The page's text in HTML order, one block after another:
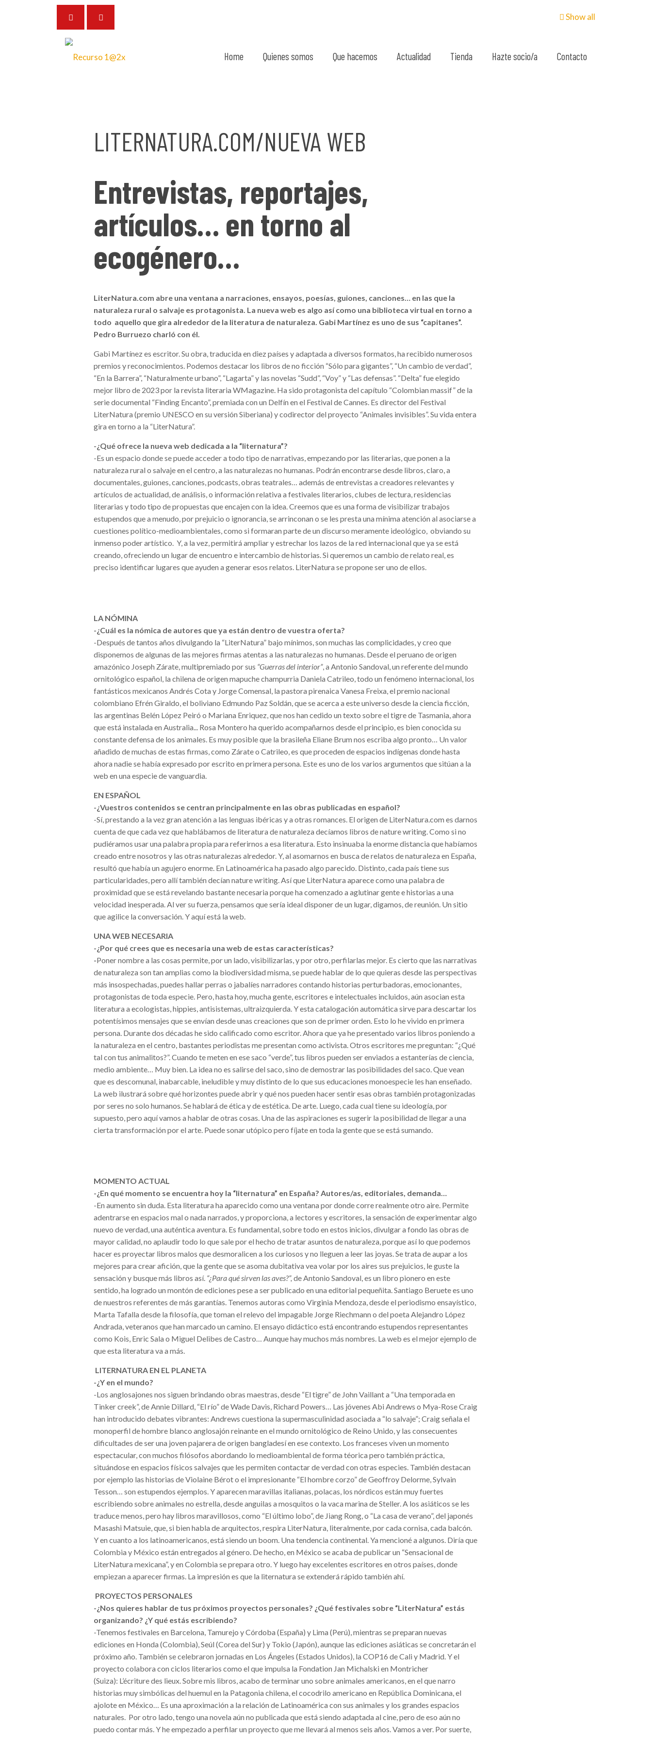
Home Quienes somos Que hacemos Actualidad Tienda Hazte socio/a Contacto
Show all
18 de junio de 2025
LITERNATURA.COM/NUEVA WEB
Entrevistas, reportajes,
artículos… en torno al
ecogénero…
LiterNatura.com abre una ventana a narraciones, ensayos, poesías, guiones, canciones… en las que la
naturaleza rural o salvaje es protagonista. La nueva web es algo así como una biblioteca virtual en torno a
todo aquello que gira alrededor de la literatura de naturaleza. Gabi Martínez es uno de sus “capitanes”.
Pedro Burruezo charló con él.
Gabi Martínez es escritor. Su obra, traducida en diez países y adaptada a diversos formatos, ha recibido numerosos
premios y reconocimientos. Podemos destacar los libros de no ficción “Sólo para gigantes”, “Un cambio de verdad”,
“En la Barrera”, “Naturalmente urbano”, “Lagarta” y las novelas “Sudd”, “Voy” y “Las defensas”. “Delta” fue elegido
mejor libro de 2023 por la revista literaria WMagazine. Ha sido protagonista del capítulo “Colombian massif” de la
serie documental “Finding Encanto”, premiada con un Delfín en el Festival de Cannes. Es director del Festival
LiterNatura (premio UNESCO en su versión Siberiana) y codirector del proyecto “Animales invisibles”. Su vida entera
gira en torno a la “LiterNatura”.
-¿Qué ofrece la nueva web dedicada a la “liternatura”?
-Es un espacio donde se puede acceder a todo tipo de narrativas, empezando por las literarias, que ponen a la
naturaleza rural o salvaje en el centro, a las naturalezas no humanas. Podrán encontrarse desde libros, claro, a
documentales, guiones, canciones, podcasts, obras teatrales… además de entrevistas a creadores relevantes y
artículos de actualidad, de análisis, o información relativa a festivales literarios, clubes de lectura, residencias
literarias y todo tipo de propuestas que encajen con la idea. Creemos que es una forma de visibilizar trabajos
estupendos que a menudo, por prejuicio o ignorancia, se arrinconan o se les presta una mínima atención al asociarse a
cuestiones político-medioambientales, como si formaran parte de un discurso meramente ideológico, obviando su
inmenso poder artístico. Y, a la vez, permitirá ampliar y estrechar los lazos de la red internacional que ya se está
creando, ofreciendo un lugar de encuentro e intercambio de historias. Si queremos un cambio de relato real, es
preciso identificar lugares que ayuden a generar esos relatos. LiterNatura se propone ser uno de ellos.
LA NÓMINA
-¿Cuál es la nómica de autores que ya están dentro de vuestra oferta?
-Después de tantos años divulgando la “LiterNatura” bajo mínimos, son muchas las complicidades, y creo que
disponemos de algunas de las mejores firmas atentas a las naturalezas no humanas. Desde el peruano de origen
amazónico Joseph Zárate, multipremiado por sus “Guerras del interior”, a Antonio Sandoval, un referente del mundo
ornitológico español, la chilena de origen mapuche champurria Daniela Catrileo, todo un fenómeno internacional, los
fantásticos mexicanos Andrés Cota y Jorge Comensal, la pastora pirenaica Vanesa Freixa, el premio nacional
colombiano Efrén Giraldo, el boliviano Edmundo Paz Soldán, que se acerca a este universo desde la ciencia ficción,
las argentinas Belén López Peiró o Mariana Enriquez, que nos han cedido un texto sobre el tigre de Tasmania, ahora
que está instalada en Australia... Rosa Montero ha querido acompañarnos desde el principio, es bien conocida su
constante defensa de los animales. Es muy posible que la brasileña Eliane Brum nos escriba algo pronto… Un valor
añadido de muchas de estas firmas, como Zárate o Catrileo, es que proceden de espacios indígenas donde hasta
ahora nadie se había expresado por escrito en primera persona. Este es uno de los varios argumentos que sitúan a la
web en una especie de vanguardia.
EN ESPAÑOL
-¿Vuestros contenidos se centran principalmente en las obras publicadas en español?
-Sí, prestando a la vez gran atención a las lenguas ibéricas y a otras romances. El origen de LiterNatura.com es darnos
cuenta de que cada vez que hablábamos de literatura de naturaleza decíamos libros de nature writing. Como si no
pudiéramos usar una palabra propia para referirnos a esa literatura. Esto insinuaba la enorme distancia que habíamos
creado entre nosotros y las otras naturalezas alrededor. Y, al asomarnos en busca de relatos de naturaleza en España,
resultó que había un agujero enorme. En Latinoamérica ha pasado algo parecido. Distinto, cada país tiene sus
particularidades, pero allí también decían nature writing. Así que LiterNatura aparece como una palabra de
proximidad que se está revelando bastante necesaria porque ha comenzado a aglutinar gente e historias a una
velocidad inesperada. Al ver su fuerza, pensamos que sería ideal disponer de un lugar, digamos, de reunión. Un sitio
que agilice la conversación. Y aquí está la web.
UNA WEB NECESARIA
-¿Por qué crees que es necesaria una web de estas características?
-Poner nombre a las cosas permite, por un lado, visibilizarlas, y por otro, perfilarlas mejor. Es cierto que las narrativas
de naturaleza son tan amplias como la biodiversidad misma, se puede hablar de lo que quieras desde las perspectivas
más insospechadas, puedes hallar perras o jabalíes narradores contando historias perturbadoras, emocionantes,
protagonistas de toda especie. Pero, hasta hoy, mucha gente, escritores e intelectuales incluidos, aún asocian esta
literatura a ecologistas, hippies, antisistemas, ultraizquierda. Y esta catalogación automática sirve para descartar los
potentísimos mensajes que se envían desde unas creaciones que son de primer orden. Esto lo he vivido en primera
persona. Durante dos décadas he sido calificado como escritor. Ahora que ya he presentado varios libros poniendo a
la naturaleza en el centro, bastantes periodistas me presentan como activista. Otros escritores me preguntan: “¿Qué
tal con tus animalitos?”. Cuando te meten en ese saco “verde”, tus libros pueden ser enviados a estanterías de ciencia,
medio ambiente… Muy bien. La idea no es salirse del saco, sino de demostrar las posibilidades del saco. Que vean
que es descomunal, inabarcable, ineludible y muy distinto de lo que sus educaciones monoespecie les han enseñado.
La web ilustrará sobre qué horizontes puede abrir y qué nos pueden hacer sentir esas obras también protagonizadas
por seres no solo humanos. Se hablará de ética y de estética. De arte. Luego, cada cual tiene su ideología, por
supuesto, pero aquí vamos a hablar de otras cosas. Una de las aspiraciones es sugerir la posibilidad de llegar a una
cierta transformación por el arte. Puede sonar utópico pero fíjate en toda la gente que se está sumando.
MOMENTO ACTUAL
-¿En qué momento se encuentra hoy la “liternatura” en España? Autores/as, editoriales, demanda…
-En aumento sin duda. Esta literatura ha aparecido como una ventana por donde corre realmente otro aire. Permite
adentrarse en espacios mal o nada narrados, y proporciona, a lectores y escritores, la sensación de experimentar algo
nuevo de verdad, una auténtica aventura. Es fundamental, sobre todo en estos inicios, divulgar a fondo las obras de
mayor calidad, no aplaudir todo lo que sale por el hecho de tratar asuntos de naturaleza, porque así lo que podemos
hacer es proyectar libros malos que desmoralicen a los curiosos y no lleguen a leer las joyas. Se trata de aupar a los
mejores para crear afición, que la gente que se asoma dubitativa vea volar por los aires sus prejuicios, le guste la
sensación y busque más libros así. “¿Para qué sirven las aves?”, de Antonio Sandoval, es un libro pionero en este
sentido, ha logrado un montón de ediciones pese a ser publicado en una editorial pequeñita. Santiago Beruete es uno
de nuestros referentes de más garantías. Tenemos autoras como Virginia Mendoza, desde el periodismo ensayístico,
Marta Tafalla desde la filosofía, que toman el relevo del impagable Jorge Riechmann o del poeta Alejandro López
Andrada, veteranos que han marcado un camino. El ensayo didáctico está encontrando estupendos representantes
como Kois, Enric Sala o Miguel Delibes de Castro… Aunque hay muchos más nombres. La web es el mejor ejemplo de
que esta literatura va a más.
LITERNATURA EN EL PLANETA
-¿Y en el mundo?
-Los anglosajones nos siguen brindando obras maestras, desde “El tigre” de John Vaillant a “Una temporada en
Tinker creek”, de Annie Dillard, “El río” de Wade Davis, Richard Powers… Las jóvenes Abi Andrews o Mya-Rose Craig
han introducido debates vibrantes: Andrews cuestiona la supermasculinidad asociada a “lo salvaje”; Craig señala el
monoperfil de hombre blanco anglosajón reinante en el mundo ornitológico de Reino Unido, y las consecuentes
dificultades de ser una joven pajarera de origen bangladesí en ese contexto. Los franceses viven un momento
espectacular, con muchos filósofos abordando lo medioambiental de forma téorica pero también práctica,
situándose en espacios físicos salvajes que les permiten contactar de verdad con otras especies. También destacan
por ejemplo las historias de Violaine Bérot o el impresionante “El hombre corzo” de Geoffroy Delorme, Sylvain
Tesson… son estupendos ejemplos. Y aparecen maravillas italianas, polacas, los nórdicos están muy fuertes
escribiendo sobre animales no estrella, desde anguilas a mosquitos o la vaca marina de Steller. A los asiáticos se les
traduce menos, pero hay libros maravillosos, como “El último lobo”, de Jiang Rong, o “La casa de verano”, del japonés
Masashi Matsuie, que, si bien habla de arquitectos, respira LiterNatura, literalmente, por cada cornisa, cada balcón.
Y en cuanto a los latinoamericanos, está siendo un boom. Una tendencia continental. Ya mencioné a algunos. Diría que
Colombia y México están entregados al género. De hecho, en México se acaba de publicar un “Sensacional de
LiterNatura mexicana”, y en Colombia se prepara otro. Y luego hay excelentes escritores en otros países, donde
empiezan a aparecer firmas. La impresión es que la liternatura se extenderá rápido también ahí.
PROYECTOS PERSONALES
-¿Nos quieres hablar de tus próximos proyectos personales? ¿Qué festivales sobre “LiterNatura” estás
organizando? ¿Y qué estás escribiendo?
-Tenemos festivales en Barcelona, Tamurejo y Córdoba (España) y Lima (Perú), mientras se preparan nuevas
ediciones en Honda (Colombia), Seúl (Corea del Sur) y Tokio (Japón), aunque las ediciones asiáticas se concretarán el
próximo año. También se celebraron jornadas en Los Ángeles (Estados Unidos), la COP16 de Cali y Madrid. Y el
proyecto colabora con ciclos literarios como el que impulsa la Fondation Jan Michalski en Montricher
(Suiza): L’écriture des lieux. Sobre mis libros, acabo de terminar uno sobre animales americanos, en el que narro
historias muy simbólicas del huemul en la Patagonia chilena, el cocodrilo americano en República Dominicana, el
ajolote en México… Es una aproximación a la relación de Latinoamérica con sus animales y los grandes espacios
naturales. Por otro lado, tengo una novela aún no publicada que está siendo adaptada al cine, pero de eso aún no
puedo contar más. Y he empezado a perfilar un proyecto que me llevará al menos seis años. Vamos a ver. Por suerte,